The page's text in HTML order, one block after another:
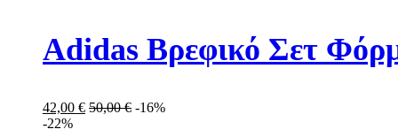
Adidas Βρεφικό Σετ
42,00 € 50,00€ -16%
-22%